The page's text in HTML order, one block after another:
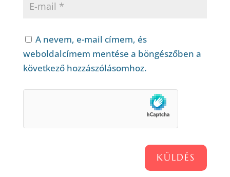
A nevem, e-mail címem, és
weboldalcímem mentése a böngészőben a
következő hozzászólásomhoz.
KÜLDÉS